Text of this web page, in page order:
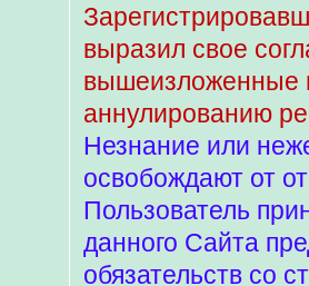
выразил свое
вышеизложенные
аннулированию
Незнание или
освобождают от
Пользователь
данного Сайта
обязательств со